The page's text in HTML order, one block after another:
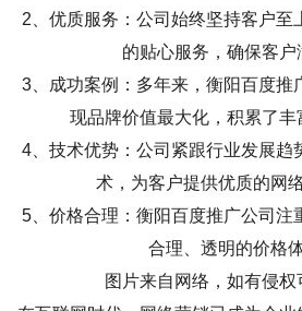
2、优质服务：公司始终坚持客户至
的贴心服务，确保客户
3、成功案例：多年来，衡阳百度推
现品牌价值最大化，积累了丰
4、技术优势：公司紧跟行业发展趋
术，为客户提供优质的网
5、价格合理：衡阳百度推广公司注
合理、透明的价格体
图片来自网络，如有侵权